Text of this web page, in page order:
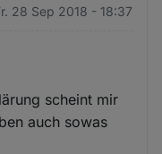
28 Sep 2018 - 18:37
scheint mir
auch sowas